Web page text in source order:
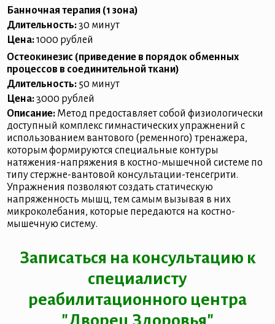
Банночная терапия (1 зона)
Длительность:30 минут
Цена:1000 рублей
Остеокинезис (приведение в порядок обменных
процессов в соединительной ткани)
Длительность: 50 минут
Цена:3000 рублей
Описание: Метод предоставляет собой физиологически
доступный комплекс гимнастических упражнений с
использованием вантового (ременного) тренажера,
которым формируются специальные контуры
натяжения-напряжения в костно-мышечной системе по
типу стержне-вантовой консультации-тенсегрити.
Упражнения позволяют создать статическую
напряженность мышц, тем самым вызывая в них
микроколебания, которые передаются на костно-
мышечную систему.
Записаться на консультацию к
специалисту
реабилитационного центра
"Дворец Здоровья"